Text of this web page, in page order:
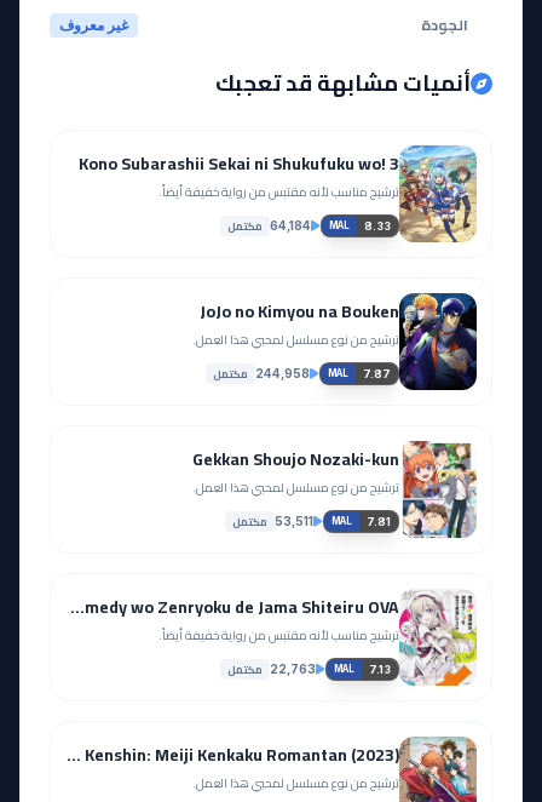
الجودة غير معروف
أنميات مشابهة قد تعجبك
Kono Subarashii Sekai ni Shukufuku wo! 3
ترشيح مناسب لأنه مقتبس من رواية خفيفة أيضاً.
MAL 8.33
64,184 مكتمل
JoJo no Kimyou na Bouken
ترشيح من نوع مسلسل لمحبي هذا العمل.
MAL 7.87
244,958 مكتمل
Gekkan Shoujo Nozaki-kun
ترشيح من نوع مسلسل لمحبي هذا العمل.
MAL 7.81
53,511 مكتمل
Ore no Nounai Sentakushi ga, Gakuen Love Comedy wo Zenryoku de Jama Shiteiru OVA
ترشيح مناسب لأنه مقتبس من رواية خفيفة أيضاً.
MAL 7.13
22,763 مكتمل
Rurouni Kenshin: Meiji Kenkaku Romantan (2023)
ترشيح من نوع مسلسل لمحبي هذا العمل.